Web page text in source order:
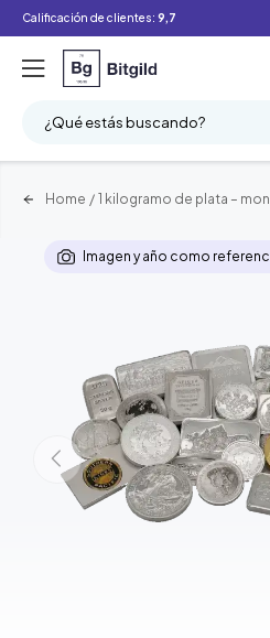
Calificación de clientes: 9,7
¿Qué estás buscando?
Home / 1 kilogramo de plata –
Imagen y año como